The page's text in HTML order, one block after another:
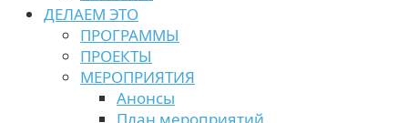
ДЕЛАЕМ ЭТО
ПРОГРАММЫ
ПРОЕКТЫ
МЕРОПРИЯТИЯ
Анонсы